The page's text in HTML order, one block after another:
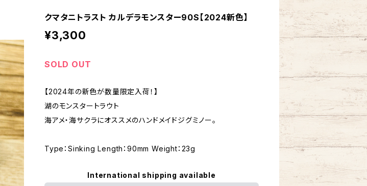
クマタニトラスト カルデラモンスター90S【2024新色】
¥3,300
SOLD OUT
【2024年の新色が数量限定入荷！】
湖のモンスタートラウト
海アメ・海サクラにオススメのハンドメイドジグミノー。
Type：Sinking Length：90mm Weight：23g
International shipping available